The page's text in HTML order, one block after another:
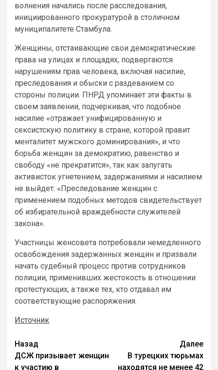
волнения начались после расследования,
инициированного прокуратурой в столичном
муниципалитете Стамбула.
Женщины, отстаивающие свои демократические
права на улицах и площадях, подвергаются
нарушениям прав человека, включая насилие,
преследования и обыски с раздеванием со
стороны полиции. ПНРД упоминает эти факты в
своем заявлении, подчеркивая, что подобное
насилие «отражает унифицированную и
сексистскую политику в стране, которой правит
менталитет мужского доминирования», и что
борьба женщин за демократию, равенство и
свободу «не прекратится», так как запугать
активисток угнетением, задержаниями и насилием
не выйдет: «Преследование женщин с
применением подобных методов свидетельствует
об избирательной враждебности служителей
закона».
Участницы женсовета потребовали немедленного
освобождения задержанных женщин и призвали
начать судебный процесс против сотрудников
полиции, применивших жестокость в отношении
протестующих, а также тех, кто отдавал им
соответствующие распоряжения.
Источник
Назад
ДСЖ призывает женщин
к участию в
Далее
В турецких тюрьмах
находятся не менее 42